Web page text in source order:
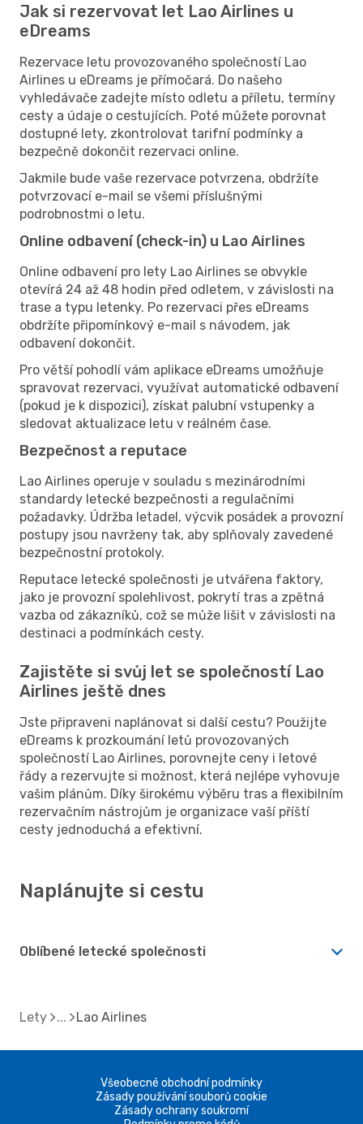
Jak si rezervovat let Lao Airlines u
eDreams
Rezervace letu provozovaného společností Lao
Airlines u eDreams je přímočará. Do našeho
vyhledávače zadejte místo odletu a příletu, termíny
cesty a údaje o cestujících. Poté můžete porovnat
dostupné lety, zkontrolovat tarifní podmínky a
bezpečně dokončit rezervaci online.
Jakmile bude vaše rezervace potvrzena, obdržíte
potvrzovací e-mail se všemi příslušnými
podrobnostmi o letu.
Online odbavení (check-in) u Lao Airlines
Online odbavení pro lety Lao Airlines se obvykle
otevírá 24 až 48 hodin před odletem, v závislosti na
trase a typu letenky. Po rezervaci přes eDreams
obdržíte připomínkový e-mail s návodem, jak
odbavení dokončit.
Pro větší pohodlí vám aplikace eDreams umožňuje
spravovat rezervaci, využívat automatické odbavení
(pokud je k dispozici), získat palubní vstupenky a
sledovat aktualizace letu v reálném čase.
Bezpečnost a reputace
Lao Airlines operuje v souladu s mezinárodními
standardy letecké bezpečnosti a regulačními
požadavky. Údržba letadel, výcvik posádek a provozní
postupy jsou navrženy tak, aby splňovaly zavedené
bezpečnostní protokoly.
Reputace letecké společnosti je utvářena faktory,
jako je provozní spolehlivost, pokrytí tras a zpětná
vazba od zákazníků, což se může lišit v závislosti na
destinaci a podmínkách cesty.
Zajistěte si svůj let se společností Lao
Airlines ještě dnes
Jste připraveni naplánovat si další cestu? Použijte
eDreams k prozkoumání letů provozovaných
společností Lao Airlines, porovnejte ceny i letové
řády a rezervujte si možnost, která nejlépe vyhovuje
vašim plánům. Díky širokému výběru tras a flexibilním
rezervačním nástrojům je organizace vaší příští
cesty jednoduchá a efektivní.
Naplánujte si cestu
Oblíbené letecké společnosti
Lety Lao Airlines
Všeobecné obchodní podmínky
Zásady používání souborů cookie
Zásady ochrany soukromí